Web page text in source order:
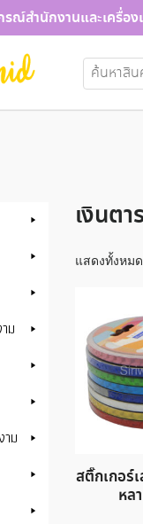
ณ์สำนักงานและเครื่อ
ค้นหา:
เงินตา
แสดงทั้งหม
สติ๊กเกอร์
หล
ม
ม